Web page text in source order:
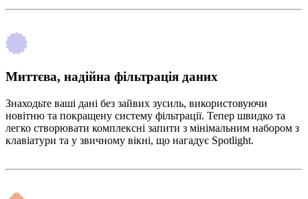
Миттєва, надійна фільтрація даних
Знаходьте ваші дані без зайвих зусиль, використовуючи
новітню та покращену систему фільтрації. Тепер швидко та
легко створювати комплексні запити з мінімальним набором з
клавіатури та у звичному вікні, що нагадує Spotlight.